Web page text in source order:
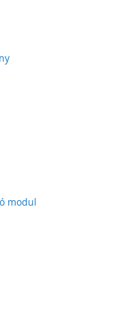
modul